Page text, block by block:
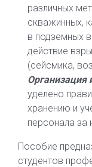
различных
скважинных,
в подземных
действие
(сейсмика,
Организация
уделено
хранению и
персонала за
Пособие
студентов